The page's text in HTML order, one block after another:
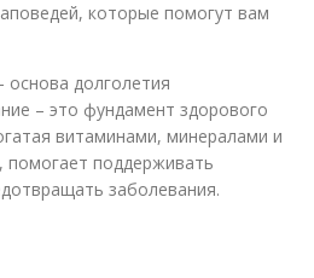
которые помогут вам
основа долголетия
– это фундамент здорового
витаминами, минералами и
поддерживать
заболевания.